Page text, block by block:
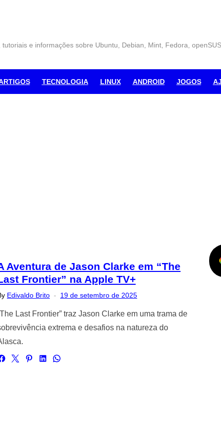
e informações sobre Ubuntu, Debian, Mint, Fedora,
TECNOLOGIA LINUX ANDROID JOGOS
Aventura de Jason Clarke em “The
Frontier” na Apple TV+
Edivaldo Brito
Posted
19 de setembro de 2025
Last Frontier” traz Jason Clarke em uma trama de
extrema e desafios na natureza do